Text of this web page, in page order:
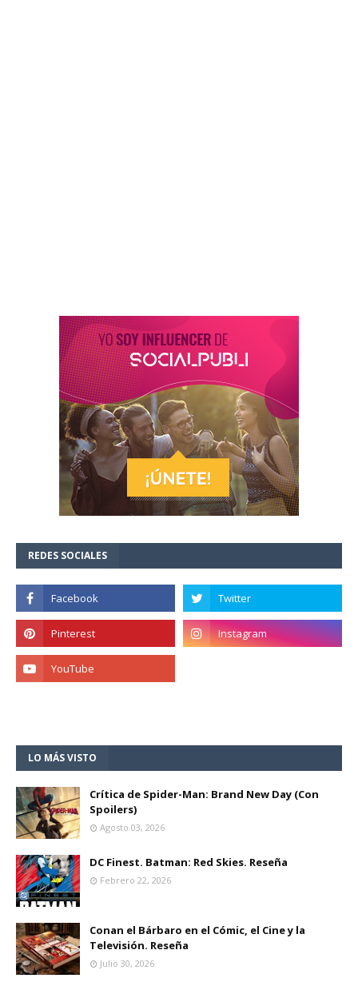
REDES SOCIALES
LO MÁS VISTO
Crítica de Spider-Man: Brand New Day (Con
Spoilers)
Agosto 03, 2026
DC Finest. Batman: Red Skies. Reseña
Febrero 22, 2026
Conan el Bárbaro en el Cómic, el Cine y la
Televisión. Reseña
Julio 30, 2026